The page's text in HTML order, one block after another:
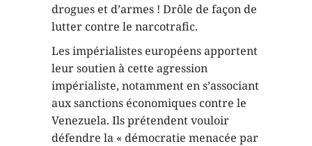
drogues et d’armes ! Drôle de façon de
lutter contre le narcotrafic.
Les impérialistes européens apportent
leur soutien à cette agression
impérialiste, notamment en s’associant
aux sanctions économiques contre le
Venezuela. Ils prétendent vouloir
défendre la « démocratie menacée par